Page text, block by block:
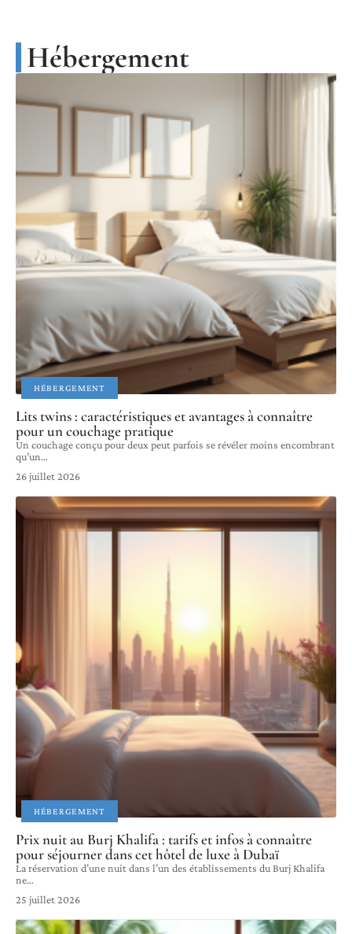
Hébergement
HÉBERGEMENT
Lits twins : caractéristiques et avantages à connaître
pour un couchage pratique
Un couchage conçu pour deux peut parfois se révéler moins encombrant
qu’un…
26 juillet 2026
HÉBERGEMENT
Prix nuit au Burj Khalifa : tarifs et infos à connaître
pour séjourner dans cet hôtel de luxe à Dubaï
La réservation d’une nuit dans l’un des établissements du Burj Khalifa
ne…
25 juillet 2026